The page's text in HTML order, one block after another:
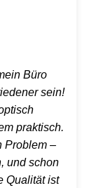
Büro
sein!
praktisch.
Problem –
und schon
Qualität ist